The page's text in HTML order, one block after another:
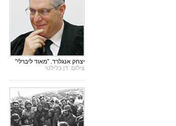
יצחק אנגלרד. "מאוד ליברלי"
צילום: דן בלילטי